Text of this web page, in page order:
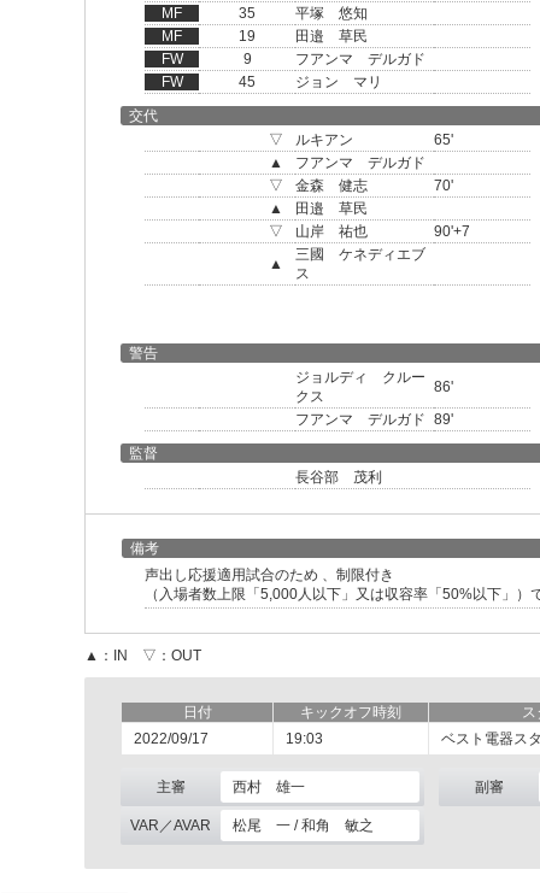
MF
35
平塚 悠知
MF
19
田邉 草民
FW
9
フアンマ デルガド
FW
45
ジョン マリ
交代
▽
ルキアン
65'
▲
フアンマ デルガド
▽
金森 健志
70'
▲
田邉 草民
▽
山岸 祐也
90'+7
▲
三國 ケネディエブ
ス
警告
ジョルディ クルー
クス
86'
フアンマ デルガド 89'
監督
長谷部 茂利
備考
声出し応援適用試合のため 、制限付き
（入場者数上限「5,000人以下」又は収容率「50%以下」）
▲：IN ▽：OUT
日付 キックオフ時刻
ス
2022/09/17
19:03 ベスト電器ス
主審 西村 雄一 副審
VAR／AVAR 松尾 一 / 和角 敏之